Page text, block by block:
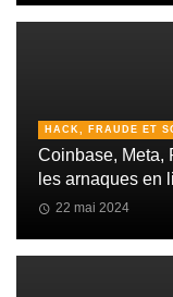
HACK, FRAUDE ET
Coinbase, Meta,
les arnaques en
22 mai 2024